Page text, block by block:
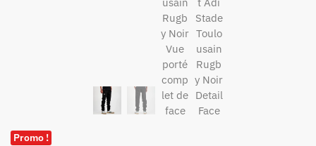
Promo !